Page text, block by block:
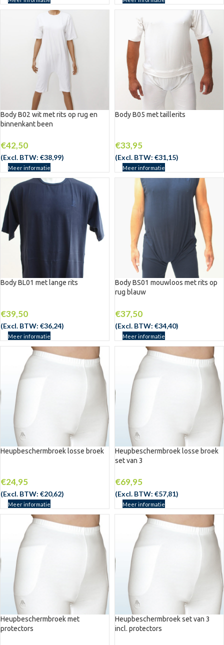
Body B02 wit met rits op rug en
binnenkant been
€42,50
(Excl. BTW: €38,99)
Meer informatie
Body B05 met taillerits
€33,95
(Excl. BTW: €31,15)
Meer informatie
Body BL01 met lange rits
€39,50
(Excl. BTW: €36,24)
Meer informatie
Body BS01 mouwloos met rits op
rug blauw
€37,50
(Excl. BTW: €34,40)
Meer informatie
Heupbeschermbroek losse broek
€24,95
(Excl. BTW: €20,62)
Meer informatie
Heupbeschermbroek losse broek
set van 3
€69,95
(Excl. BTW: €57,81)
Meer informatie
Heupbeschermbroek met
protectors
Heupbeschermbroek set van 3
incl. protectors